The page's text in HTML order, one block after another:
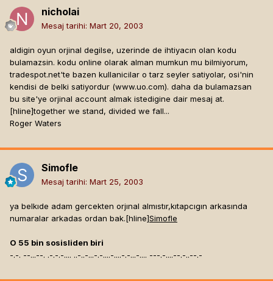
nicholai
Mesaj tarihi: Mart 20, 2003
aldigin oyun orjinal degilse, uzerinde de ihtiyacın olan kodu
bulamazsin. kodu online olarak alman mumkun mu bilmiyorum,
tradespot.net'te bazen kullanicilar o tarz seyler satiyolar, osi'nin
kendisi de belki satiyordur (www.uo.com). daha da bulamazsan
bu site'ye orjinal account almak istedigine dair mesaj at.
[hline]together we stand, divided we fall...
Roger Waters
Simofle
Mesaj tarihi: Mart 25, 2003
ya belkıde adam gercekten orjınal almıstır,kıtapcıgın arkasında
numaralar arkadas ordan bak.[hline]Simofle
O 55 bin sosisliden biri
-.-. --...--. .-.-.-.... ..-..-...-.-....-....-.-...-.... ---.-....--.-..--.-